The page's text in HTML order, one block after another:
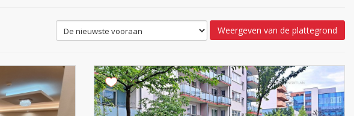
Weergeven van de plattegrond